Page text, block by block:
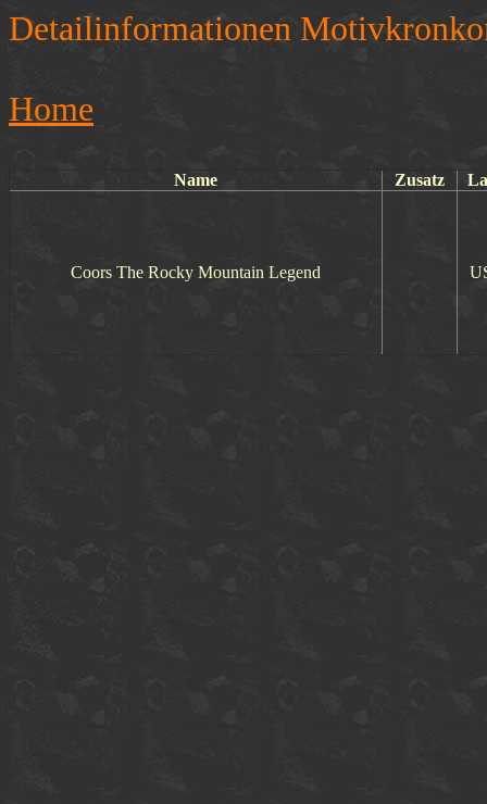
Detailinformationen
Home
Name Zusatz
Coors The Rocky Mountain Legend